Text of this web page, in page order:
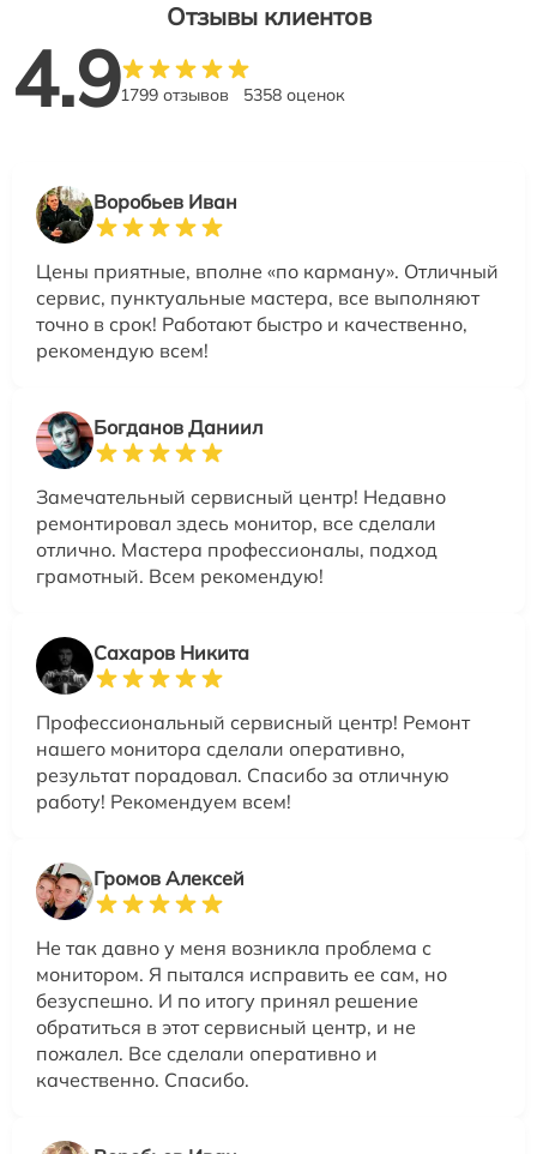
Отзывы клиентов
4.91799 отзывов 5358 оценок
Воробьев Иван
Цены приятные, вполне «по карману». Отличный
сервис, пунктуальные мастера, все выполняют
точно в срок! Работают быстро и качественно,
рекомендую всем!
Богданов Даниил
Замечательный сервисный центр! Недавно
ремонтировал здесь монитор, все сделали
отлично. Мастера профессионалы, подход
грамотный. Всем рекомендую!
Сахаров Никита
Профессиональный сервисный центр! Ремонт
нашего монитора сделали оперативно,
результат порадовал. Спасибо за отличную
работу! Рекомендуем всем!
Громов Алексей
Не так давно у меня возникла проблема с
монитором. Я пытался исправить ее сам, но
безуспешно. И по итогу принял решение
обратиться в этот сервисный центр, и не
пожалел. Все сделали оперативно и
качественно. Спасибо.